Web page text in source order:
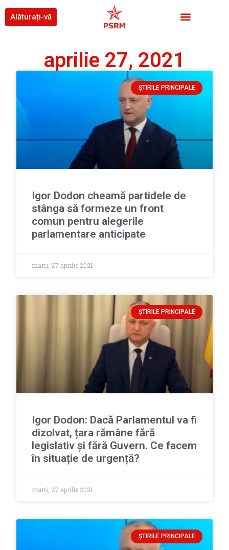
Alăturați-vă
aprilie 27, 2021
ȘTIRILE PRINCIPALE
Igor Dodon cheamă partidele de
stânga să formeze un front
comun pentru alegerile
parlamentare anticipate
marți, 27 aprilie 2021
ȘTIRILE PRINCIPALE
Igor Dodon: Dacă Parlamentul va fi
dizolvat, țara rămâne fără
legislativ și fără Guvern. Ce facem
în situație de urgență?
marți, 27 aprilie 2021
ȘTIRILE PRINCIPALE